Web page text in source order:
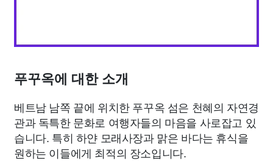
푸꾸옥에 대한 소개
베트남 남쪽 끝에 위치한 푸꾸옥 섬은 천혜의 자연경
관과 독특한 문화로 여행자들의 마음을 사로잡고 있
습니다. 특히 하얀 모래사장과 맑은 바다는 휴식을
원하는 이들에게 최적의 장소입니다.